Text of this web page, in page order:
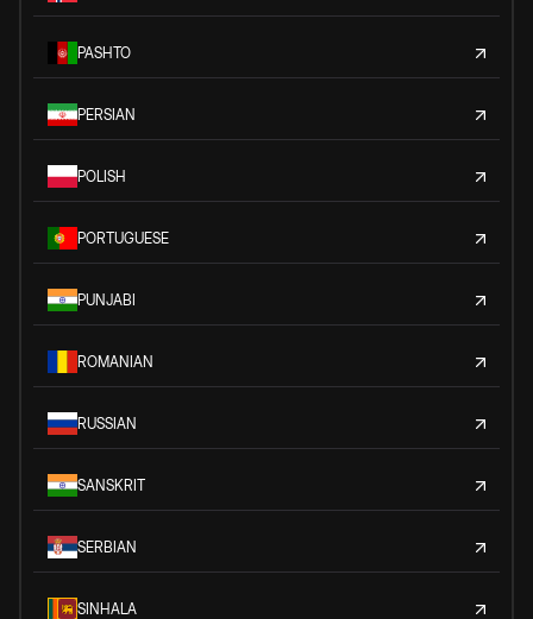
PASHTO
PERSIAN
POLISH
PORTUGUESE
PUNJABI
ROMANIAN
RUSSIAN
SANSKRIT
SERBIAN
SINHALA